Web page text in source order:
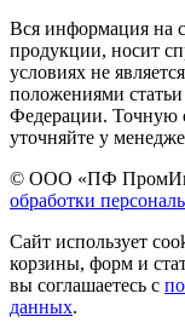
Вся информация на
продукции, носит
условиях не
положениями статьи
Федерации. Точную
уточняйте у
© ООО «ПФ
обработки
Сайт использует
корзины, форм и
вы соглашаетесь с
данных.